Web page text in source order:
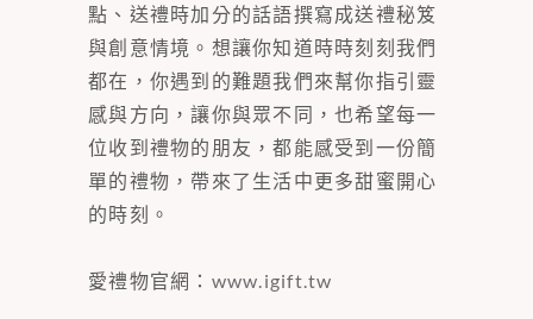
點、送禮時加分的話語撰寫成送禮秘笈
與創意情境。想讓你知道時時刻刻我們
都在，你遇到的難題我們來幫你指引靈
感與方向，讓你與眾不同，也希望每一
位收到禮物的朋友，都能感受到一份簡
單的禮物，帶來了生活中更多甜蜜開心
的時刻。
愛禮物官網： www.igift.tw